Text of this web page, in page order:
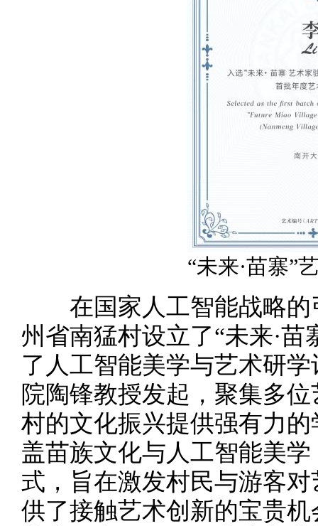
“未来·苗寨”
在国家人工智能战略的
州省南猛村设立了“未来·
了人工智能美学与艺术研
院陶锋教授发起，聚集多
村的文化振兴提供强有力
盖苗族文化与人工智能美
式，旨在激发村民与游客
供了接触艺术创新的宝贵